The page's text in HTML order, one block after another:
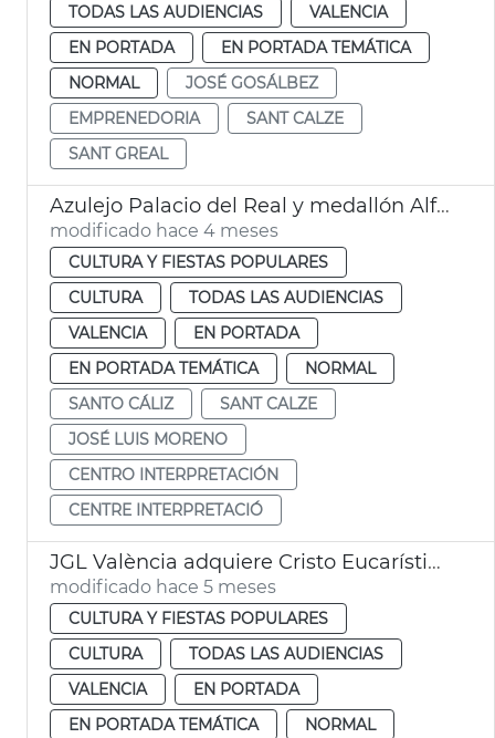
TODAS LAS AUDIENCIAS
VALENCIA
EN PORTADA
EN PORTADA TEMÁTICA
NORMAL
JOSÉ GOSÁLBEZ
EMPRENEDORIA
SANT CALZE
SANT GREAL
Azulejo Palacio del Real y medallón Alfons el Magnànim, en el Centro Interpretación Santo Cáliz València
modificado hace 4 meses
CULTURA Y FIESTAS POPULARES
CULTURA
TODAS LAS AUDIENCIAS
VALENCIA
EN PORTADA
EN PORTADA TEMÁTICA
NORMAL
SANTO CÁLIZ
SANT CALZE
JOSÉ LUIS MORENO
CENTRO INTERPRETACIÓN
CENTRE INTERPRETACIÓ
JGL València adquiere Cristo Eucarístico Nicolau Borràs
modificado hace 5 meses
CULTURA Y FIESTAS POPULARES
CULTURA
TODAS LAS AUDIENCIAS
VALENCIA
EN PORTADA
EN PORTADA TEMÁTICA
NORMAL